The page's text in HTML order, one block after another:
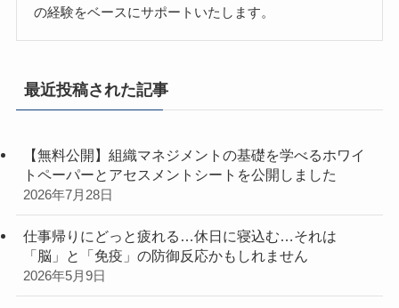
の経験をベースにサポートいたします。
最近投稿された記事
【無料公開】組織マネジメントの基礎を学べるホワイ
トペーパーとアセスメントシートを公開しました
2026年7月28日
仕事帰りにどっと疲れる…休日に寝込む…それは
「脳」と「免疫」の防御反応かもしれません
2026年5月9日